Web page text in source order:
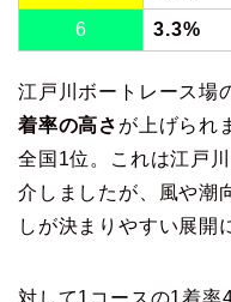
6 3.3%
江戸川ボートレース場
着率の高さ が上げられ
全国1位。これは江戸
介しましたが、風や潮
しが決まりやすい展開